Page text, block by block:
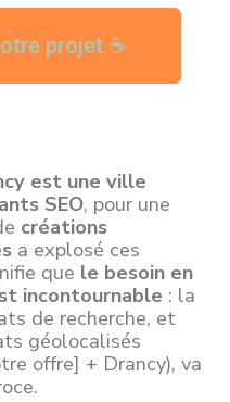
projet ☕
est une ville
SEO, pour une
créations
a explosé ces
que le besoin en
incontournable : la
de recherche, et
géolocalisés
offre] + Drancy), va